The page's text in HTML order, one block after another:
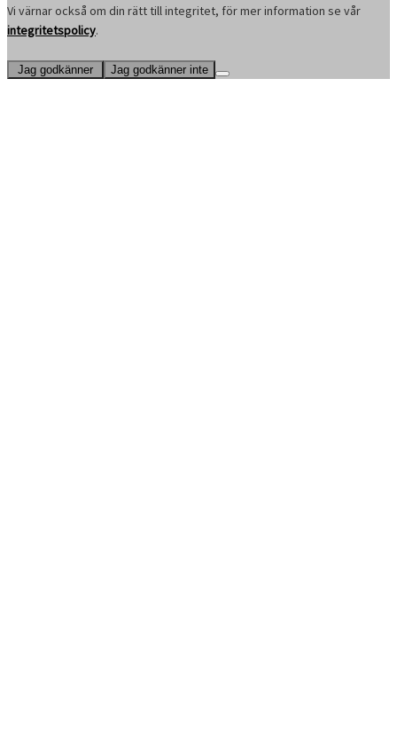
Vi värnar också om din rätt till integritet, för mer information se vår
integritetspolicy.
Jag godkänner Jag godkänner inte